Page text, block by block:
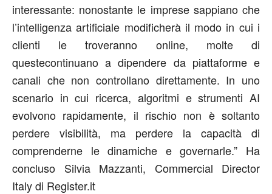
interessante: nonostante le imprese sappianoche
l’intelligenza artificiale modificherà il modo in cui i
clienti le troveranno online, moltedi
questecontinuano a dipendere da piattaforme e
canali che non controllano direttamente. In uno
scenario in cui ricerca, algoritmi e strumenti AI
evolvono rapidamente, il rischio non è soltanto
perdere visibilità, ma perdere la capacità di
comprenderne le dinamiche e governarle.” Ha
concluso Silvia Mazzanti, Commercial Director
Italydi Register.it